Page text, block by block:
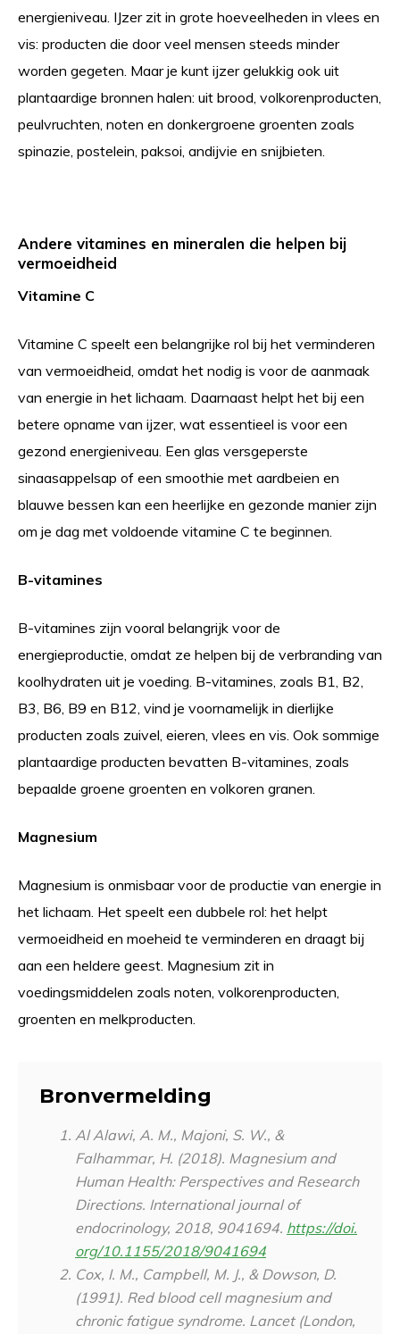
energieniveau. IJzer zit in grote hoeveelheden in vlees en
vis: producten die door veel mensen steeds minder
worden gegeten. Maar je kunt ijzer gelukkig ook uit
plantaardige bronnen halen: uit brood, volkorenproducten,
peulvruchten, noten en donkergroene groenten zoals
spinazie, postelein, paksoi, andijvie en snijbieten.
Andere vitamines en mineralen die helpen bij
vermoeidheid
Vitamine C
Vitamine C speelt een belangrijke rol bij het verminderen
van vermoeidheid, omdat het nodig is voor de aanmaak
van energie in het lichaam. Daarnaast helpt het bij een
betere opname van ijzer, wat essentieel is voor een
gezond energieniveau. Een glas versgeperste
sinaasappelsap of een smoothie met aardbeien en
blauwe bessen kan een heerlijke en gezonde manier zijn
om je dag met voldoende vitamine C te beginnen.
B-vitamines
B-vitamines zijn vooral belangrijk voor de
energieproductie, omdat ze helpen bij de verbranding van
koolhydraten uit je voeding. B-vitamines, zoals B1, B2,
B3, B6, B9 en B12, vind je voornamelijk in dierlijke
producten zoals zuivel, eieren, vlees en vis. Ook sommige
plantaardige producten bevatten B-vitamines, zoals
bepaalde groene groenten en volkoren granen.
Magnesium
Magnesium is onmisbaar voor de productie van energie in
het lichaam. Het speelt een dubbele rol: het helpt
vermoeidheid en moeheid te verminderen en draagt bij
aan een heldere geest. Magnesium zit in
voedingsmiddelen zoals noten, volkorenproducten,
groenten en melkproducten.
Bronvermelding
Al Alawi, A. M., Majoni, S. W., &
Falhammar, H. (2018). Magnesium and
Human Health: Perspectives and Research
Directions. International journal of
endocrinology, 2018, 9041694. https://doi.
org/10.1155/2018/9041694
Cox, I. M., Campbell, M. J., & Dowson, D.
(1991). Red blood cell magnesium and
chronic fatigue syndrome. Lancet (London,